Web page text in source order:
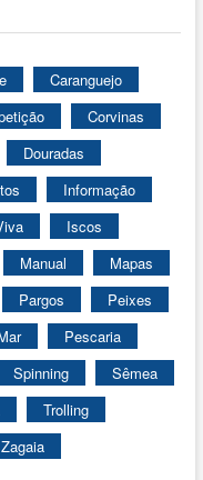
Caranguejo
Corvinas
Douradas
Informação
Iscos
Manual
Mapas
Pargos
Peixes
Pescaria
Spinning
Sêmea
Trolling
Zagaia